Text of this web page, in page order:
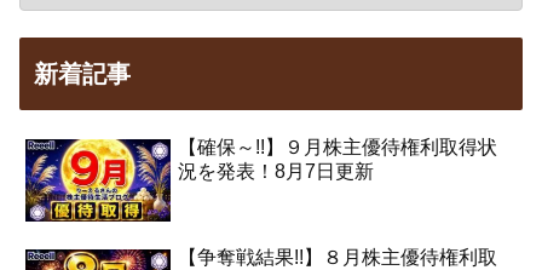
新着記事
【確保～!!】９月株主優待権利取得状
況を発表！8月7日更新
【争奪戦結果!!】８月株主優待権利取